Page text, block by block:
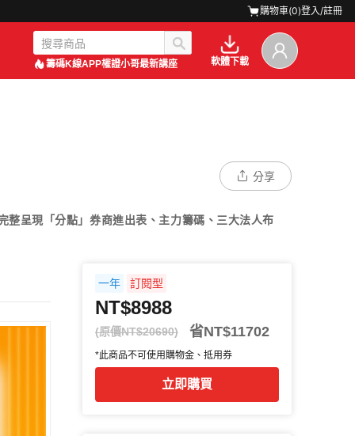
購物車(0)登入/註冊
籌碼K線APP權證小哥最新講座 軟體下載
分享
呈現「分點」券商進出表、主力籌碼、三大法人布
一年 訂閱型
NT$8988
(原價NT$20690) 省NT$11702
*此商品不可使用購物金、抵用券
立即購買